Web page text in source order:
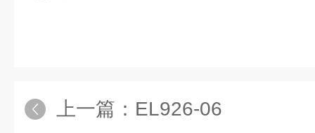
上一篇： EL926-06